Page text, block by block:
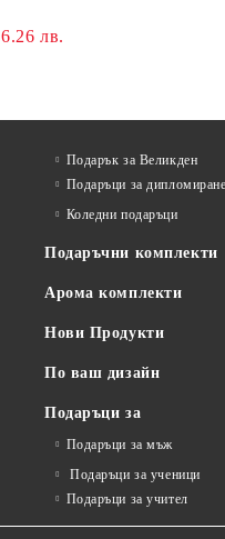
6.26 лв.
Подарък за Великден
Подаръци за
Коледни подаръци
Подаръчни комплекти
Арома комплекти
Нови Продукти
По ваш дизайн
Подаръци за
Подаръци за мъж
Подаръци за ученици
Подаръци за учител